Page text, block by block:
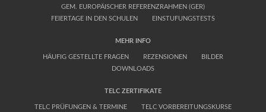
GEM. EUROPÄISCHER REFERENZRAHMEN (GER)
FEIERTAGE IN DEN SCHULEN
EINSTUFUNGSTESTS
MEHR INFO
HÄUFIG GESTELLTE FRAGEN REZENSIONEN
BILDER
DOWNLOADS
TELC ZERTIFIKATE
TELC PRÜFUNGEN & TERMINE TELC VORBEREITUNGSKURSE